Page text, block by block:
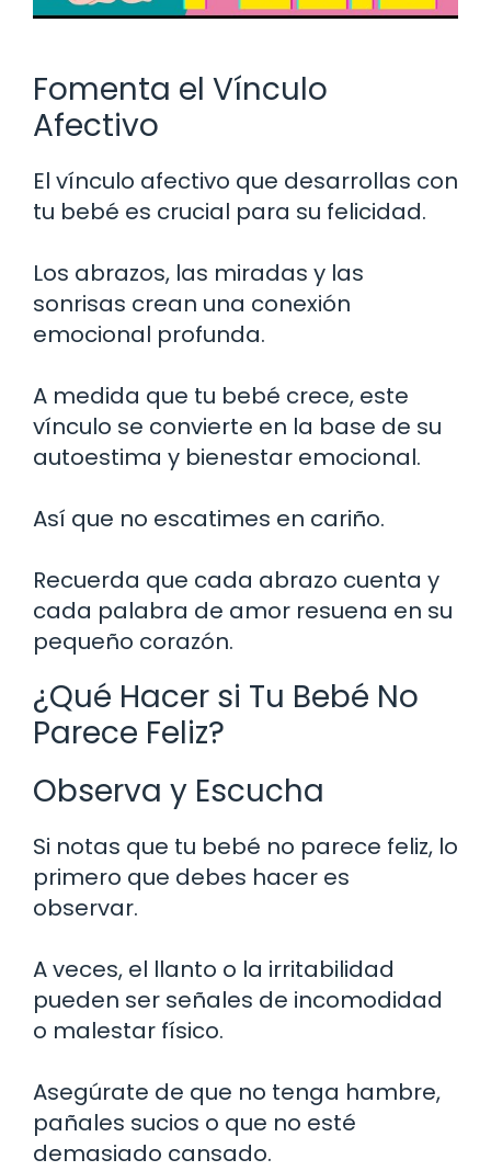
Fomenta el Vínculo
Afectivo
El vínculo afectivo que desarrollas con
tu bebé es crucial para su felicidad.
Los abrazos, las miradas y las
sonrisas crean una conexión
emocional profunda.
A medida que tu bebé crece, este
vínculo se convierte en la base de su
autoestima y bienestar emocional.
Así que no escatimes en cariño.
Recuerda que cada abrazo cuenta y
cada palabra de amor resuena en su
pequeño corazón.
¿Qué Hacer si Tu Bebé No
Parece Feliz?
Observa y Escucha
Si notas que tu bebé no parece feliz, lo
primero que debes hacer es
observar.
A veces, el llanto o la irritabilidad
pueden ser señales de incomodidad
o malestar físico.
Asegúrate de que no tenga hambre,
pañales sucios o que no esté
demasiado cansado.